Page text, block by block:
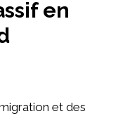
en
et des